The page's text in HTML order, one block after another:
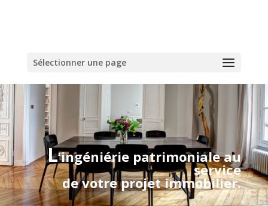
Sélectionner une page
L‘ingéniérie patrimoniale au
service
de votre projet immobilier.